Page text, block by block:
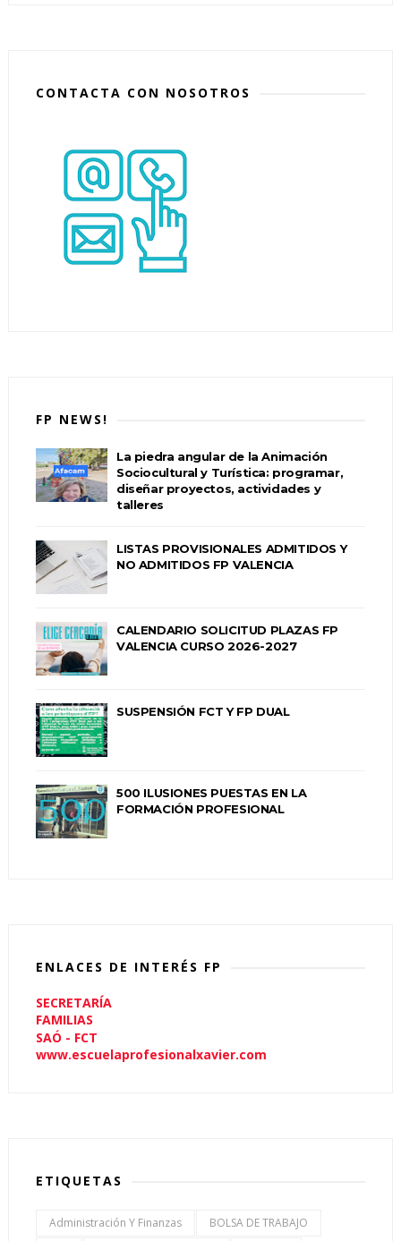
CONTACTA CON NOSOTROS
FP NEWS!
La piedra angular de la Animación
Sociocultural y Turística: programar,
diseñar proyectos, actividades y
talleres
LISTAS PROVISIONALES ADMITIDOS Y
NO ADMITIDOS FP VALENCIA
CALENDARIO SOLICITUD PLAZAS FP
VALENCIA CURSO 2026-2027
SUSPENSIÓN FCT Y FP DUAL
500 ILUSIONES PUESTAS EN LA
FORMACIÓN PROFESIONAL
ENLACES DE INTERÉS FP
SECRETARÍA
FAMILIAS
SAÓ - FCT
www.escuelaprofesionalxavier.com
ETIQUETAS
Administración Y Finanzas
BOLSA DE TRABAJO